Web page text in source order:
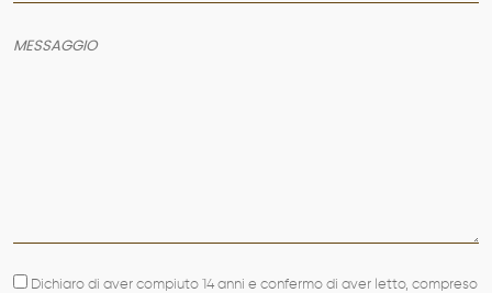
Dichiaro di aver compiuto 14 anni e confermo di aver letto, compreso